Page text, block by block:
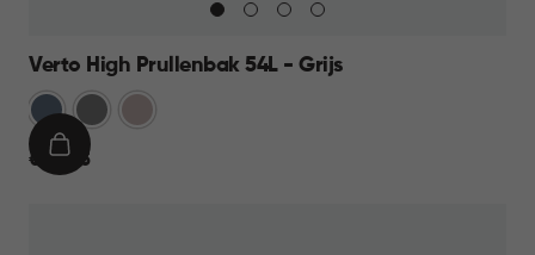
Verto High Prullenbak 54L - Grijs
BlauwGrijs Rose
€
€ 44,95
IN